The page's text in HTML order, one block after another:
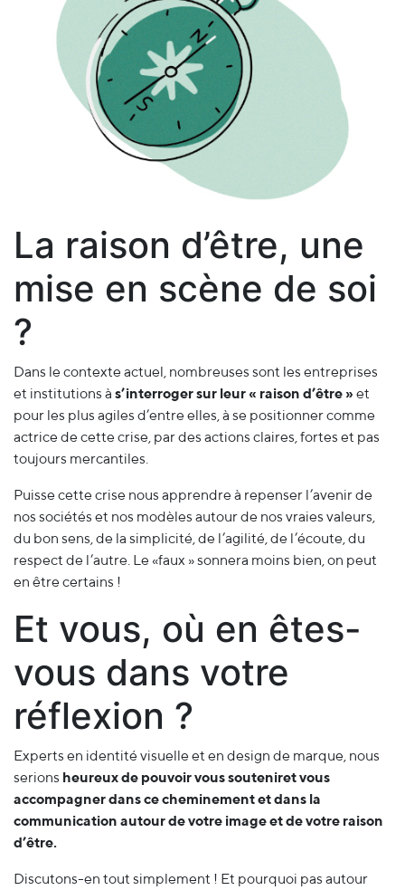
La raison d’être, une
mise en scène de soi
?
Dans le contexte actuel, nombreuses sont les entreprises
et institutions à s’interroger sur leur « raison d’être » et
pour les plus agiles d’entre elles, à se positionner comme
actrice de cette crise, par des actions claires, fortes et pas
toujours mercantiles.
Puisse cette crise nous apprendre à repenser l’avenir de
nos sociétés et nos modèles autour de nos vraies valeurs,
du bon sens, de la simplicité, de l’agilité, de l’écoute, du
respect de l’autre. Le «faux » sonnera moins bien, on peut
en être certains !
Et vous, où en êtes-
vous dans votre
réflexion ?
Experts en identité visuelle et en design de marque, nous
serions heureux de pouvoir vous souteniret vous
accompagner dans ce cheminement et dans la
communication autour de votre image et de votre raison
d’être.
Discutons-en tout simplement ! Et pourquoi pas autour